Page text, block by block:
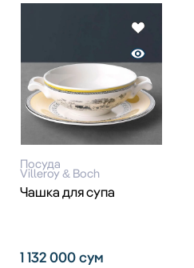
Посуда
Villeroy & Boch
Чашка для супа
1 132 000сум